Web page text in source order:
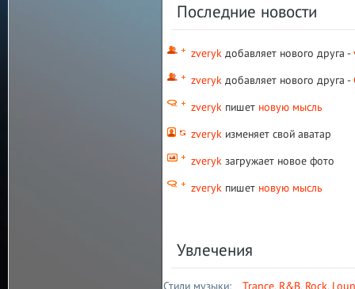
Последние новости
zveryk добавляет нового друга -
zveryk добавляет нового друга -
zveryk пишет новую мысль
zveryk изменяет свой аватар
zveryk загружает новое фото
zveryk пишет новую мысль
Увлечения
Стили музыки: Trance, R&B, Rock,